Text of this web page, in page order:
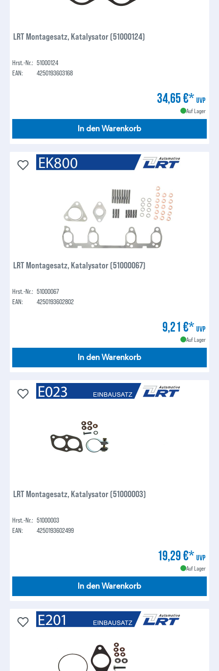
LRT Montagesatz, Katalysator (51000124)
Hrst.-Nr.: 51000124
EAN:
4250193603168
34,65 €* UVP
Auf Lager
In den Warenkorb
LRT Montagesatz, Katalysator (51000067)
Hrst.-Nr.: 51000067
EAN:
4250193602802
9,21 €* UVP
Auf Lager
In den Warenkorb
LRT Montagesatz, Katalysator (51000003)
Hrst.-Nr.: 51000003
EAN:
4250193602499
19,29 €* UVP
Auf Lager
In den Warenkorb